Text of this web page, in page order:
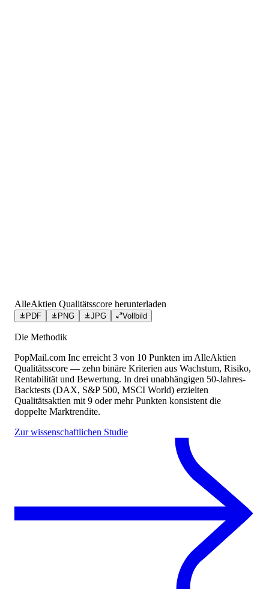
AlleAktien Qualitätsscore herunterladen
PDF PNG JPG Vollbild
Die Methodik
PopMail.com Inc erreicht 3 von 10 Punkten im AlleAktien
Qualitätsscore — zehn binäre Kriterien aus Wachstum, Risiko,
Rentabilität und Bewertung. In drei unabhängigen 50-Jahres-
Backtests (DAX, S&P 500, MSCI World) erzielten
Qualitätsaktien mit 9 oder mehr Punkten konsistent die
doppelte Marktrendite.
Zur wissenschaftlichen Studie